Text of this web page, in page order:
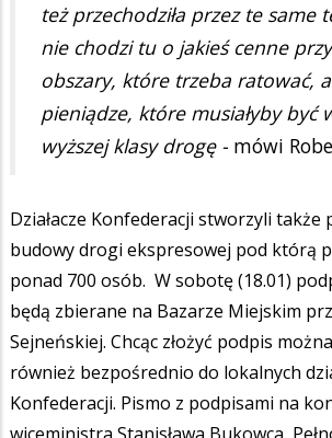
też przechodziła przez te same
nie chodzi tu o jakieś cenne
obszary, które trzeba ratować,
pieniądze, które musiałyby być
wyższej klasy drogę - mówi
Działacze Konfederacji stworzyli także
budowy drogi ekspresowej pod którą
ponad 700 osób. W sobotę (18.01)
będą zbierane na Bazarze Miejskim
Sejneńskiej. Chcąc złożyć podpis
również bezpośrednio do lokalnych
Konfederacji. Pismo z podpisami na